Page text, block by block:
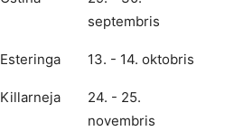
septembris
Esteringa 13. - 14. oktobris
Killarneja
24. - 25.
novembris